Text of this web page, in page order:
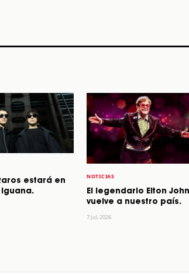
estará en
NOTICIAS
El legendario Elton John
vuelve a nuestro país.
7 Jul, 2026